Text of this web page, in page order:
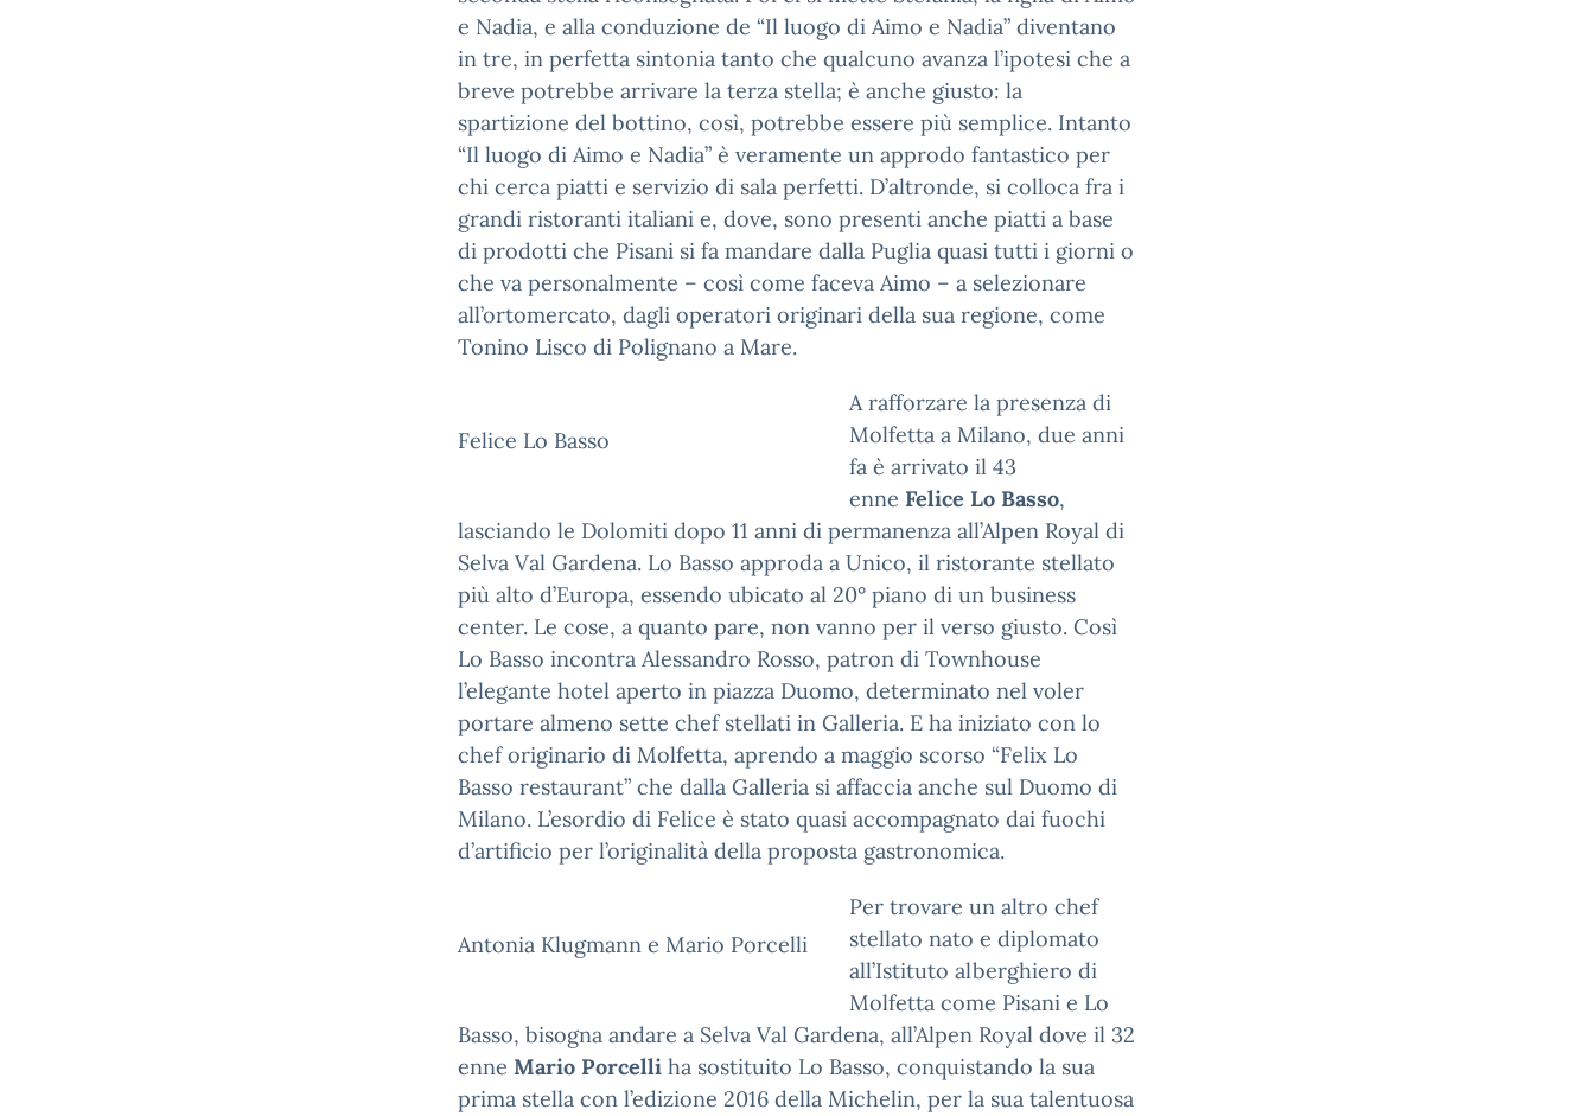
e Nadia, e alla conduzione de “Il luogo di Aimo e Nadia” diventano
in tre, in perfetta sintonia tanto che qualcuno avanza l’ipotesi che a
breve potrebbe arrivare la terza stella; è anche giusto: la
spartizione del bottino, così, potrebbe essere più semplice. Intanto
“Il luogo di Aimo e Nadia” è veramente un approdo fantastico per
chi cerca piatti e servizio di sala perfetti. D’altronde, si colloca fra i
grandi ristoranti italiani e, dove, sono presenti anche piatti a base
di prodotti che Pisani si fa mandare dalla Puglia quasi tutti i giorni o
che va personalmente – così come faceva Aimo – a selezionare
all’ortomercato, dagli operatori originari della sua regione, come
Tonino Lisco di Polignano a Mare.
Felice Lo Basso
A rafforzare la presenza di
Molfetta a Milano, due anni
fa è arrivato il 43
enne Felice Lo Basso,
lasciando le Dolomiti dopo 11 anni di permanenza all’Alpen Royal di
Selva Val Gardena. Lo Basso approda a Unico, il ristorante stellato
più alto d’Europa, essendo ubicato al 20° piano di un business
center. Le cose, a quanto pare, non vanno per il verso giusto. Così
Lo Basso incontra Alessandro Rosso, patron di Townhouse
l’elegante hotel aperto in piazza Duomo, determinato nel voler
portare almeno sette chef stellati in Galleria. E ha iniziato con lo
chef originario di Molfetta, aprendo a maggio scorso “Felix Lo
Basso restaurant” che dalla Galleria si affaccia anche sul Duomo di
Milano. L’esordio di Felice è stato quasi accompagnato dai fuochi
d’artificio per l’originalità della proposta gastronomica.
Antonia Klugmann e Mario Porcelli
Per trovare un altro chef
stellato nato e diplomato
all’Istituto alberghiero di
Molfetta come Pisani e Lo
Basso, bisogna andare a Selva Val Gardena, all’Alpen Royal dove il 32
enne Mario Porcelli ha sostituito Lo Basso, conquistando la sua
prima stella con l’edizione 2016 della Michelin, per la sua talentuosa